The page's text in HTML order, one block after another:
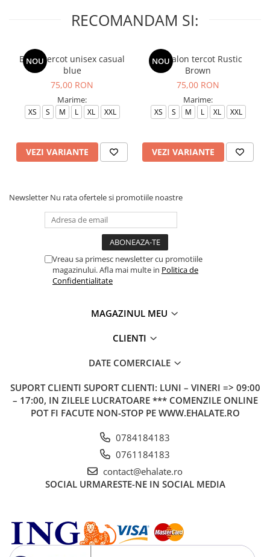
RECOMANDAM SI:
NOU
Bluza tercot unisex casual
blue
75,00 RON
Marime:
XS S M L XL XXL
VEZI VARIANTE
NOU
Pantalon tercot Rustic
Brown
75,00 RON
Marime:
XS S M L XL XXL
VEZI VARIANTE
Newsletter Nu rata ofertele si promotiile noastre
Vreau sa primesc newsletter cu promotiile
magazinului. Afla mai multe in Politica de
Confidentialitate
MAGAZINUL MEU
CLIENTI
DATE COMERCIALE
SUPORT CLIENTI SUPORT CLIENTI: LUNI – VINERI => 09:00
– 17:00, IN ZILELE LUCRATOARE *** COMENZILE ONLINE
POT FI FACUTE NON-STOP PE WWW.EHALATE.RO
0784184183
0761184183
contact@ehalate.ro
SOCIAL URMARESTE-NE IN SOCIAL MEDIA